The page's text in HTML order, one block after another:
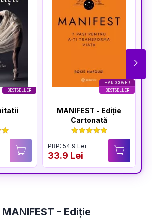
BESTSELLER
HARDCOVER
BESTSELLER
MANIFEST - Ediție
Cartonată
PRP: 54.9 Lei
33.9 Lei
- Ediție